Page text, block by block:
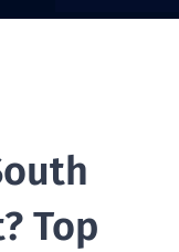
Top